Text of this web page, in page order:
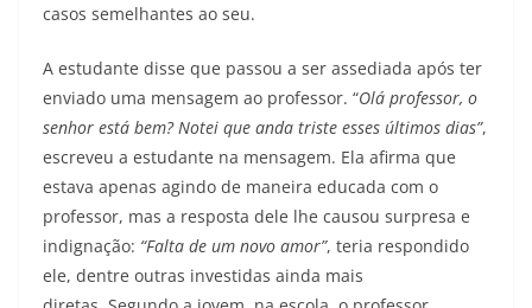
casos semelhantes ao seu.
A estudante disse que passou a ser assediada após ter
enviado uma mensagem ao professor. “Olá professor, o
senhor está bem? Notei que anda triste esses últimos dias”,
escreveu a estudante na mensagem. Ela afirma que
estava apenas agindo de maneira educada com o
professor, mas a resposta dele lhe causou surpresa e
indignação: “Falta de um novo amor”, teria respondido
ele, dentre outras investidas ainda mais